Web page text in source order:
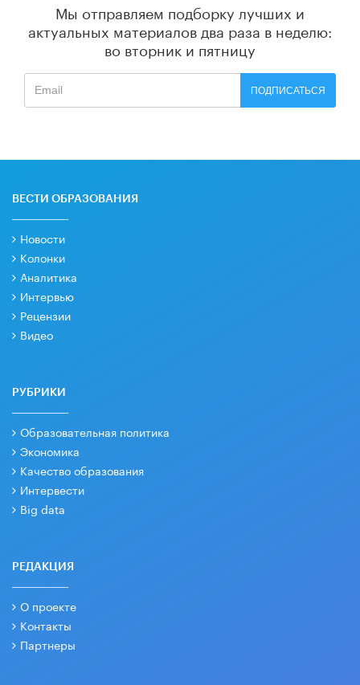
Мы отправляем подборку лучших и
актуальных материалов два раза в неделю:
во вторник и пятницу
ПОДПИСАТЬСЯ
ВЕСТИ ОБРАЗОВАНИЯ
Новости
Колонки
Аналитика
Интервью
Рецензии
Видео
РУБРИКИ
Образовательная политика
Экономика
Качество образования
Интервести
Big data
РЕДАКЦИЯ
О проекте
Контакты
Партнеры